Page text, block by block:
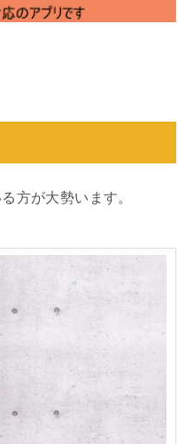
方が大勢います。